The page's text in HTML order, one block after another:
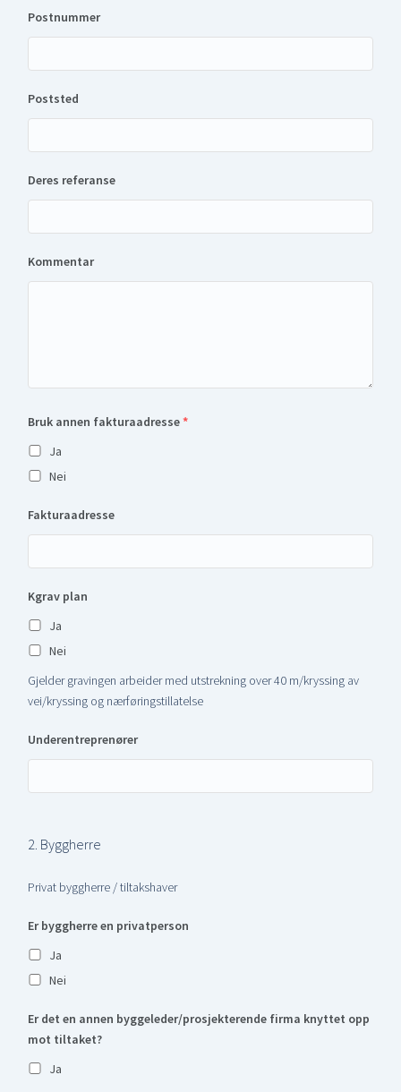
Postnummer
Poststed
Deres referanse
Kommentar
Bruk annen fakturaadresse*
Ja
Nei
Fakturaadresse
Kgrav plan
Ja
Nei
Gjelder gravingen arbeider med utstrekning over 40 m/kryssing av
vei/kryssing og nærføringstillatelse
Underentreprenører
2. Byggherre
Privat byggherre / tiltakshaver
Er byggherre en privatperson
Ja
Nei
Er det en annen byggeleder/prosjekterende firma knyttet opp
mot tiltaket?
Ja